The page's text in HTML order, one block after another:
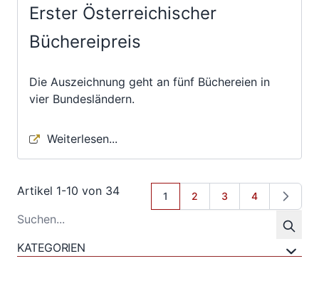
KATEGORIEN
Erster Österreichischer
Büchereipreis
Die Auszeichnung geht an fünf Büchereien in
vier Bundesländern.
Weiterlesen...
Artikel 1-10 von 34 Sie lesen gerade Seite
1 Seite
2 Seite
3 Seite
4